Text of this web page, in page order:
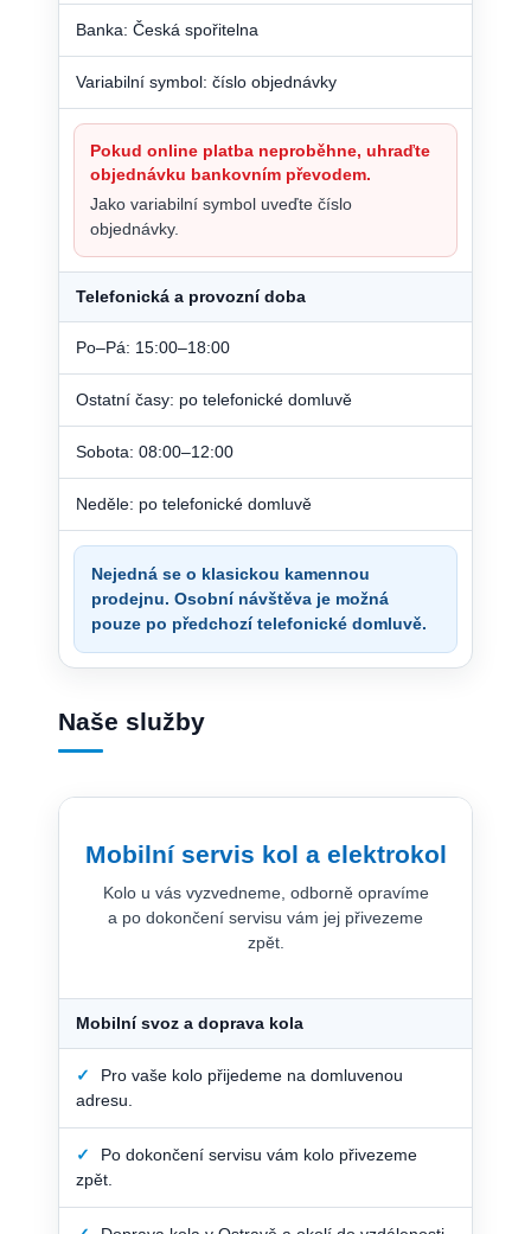
Banka: Česká spořitelna
Variabilní symbol: číslo objednávky
Pokud online platba neproběhne, uhraďte
objednávku bankovním převodem.
Jako variabilní symbol uveďte číslo
objednávky.
Telefonická a provozní doba
Po–Pá: 15:00–18:00
Ostatní časy: po telefonické domluvě
Sobota: 08:00–12:00
Neděle: po telefonické domluvě
Nejedná se o klasickou kamennou
prodejnu. Osobní návštěva je možná
pouze po předchozí telefonické domluvě.
Naše služby
Mobilní servis kol a elektrokol
Kolo u vás vyzvedneme, odborně opravíme
a po dokončení servisu vám jej přivezeme
zpět.
Mobilní svoz a doprava kola
✓
Pro vaše kolo přijedeme na domluvenou
adresu.
✓
Po dokončení servisu vám kolo přivezeme
zpět.